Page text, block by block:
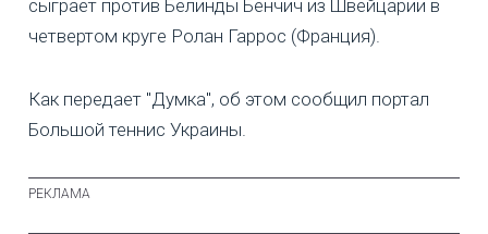
сыграет против Белинды Бенчич из Швейцарии в
четвертом круге Ролан Гаррос (Франция).
Как передает "Думка", об этом сообщил портал
Большой теннис Украины.